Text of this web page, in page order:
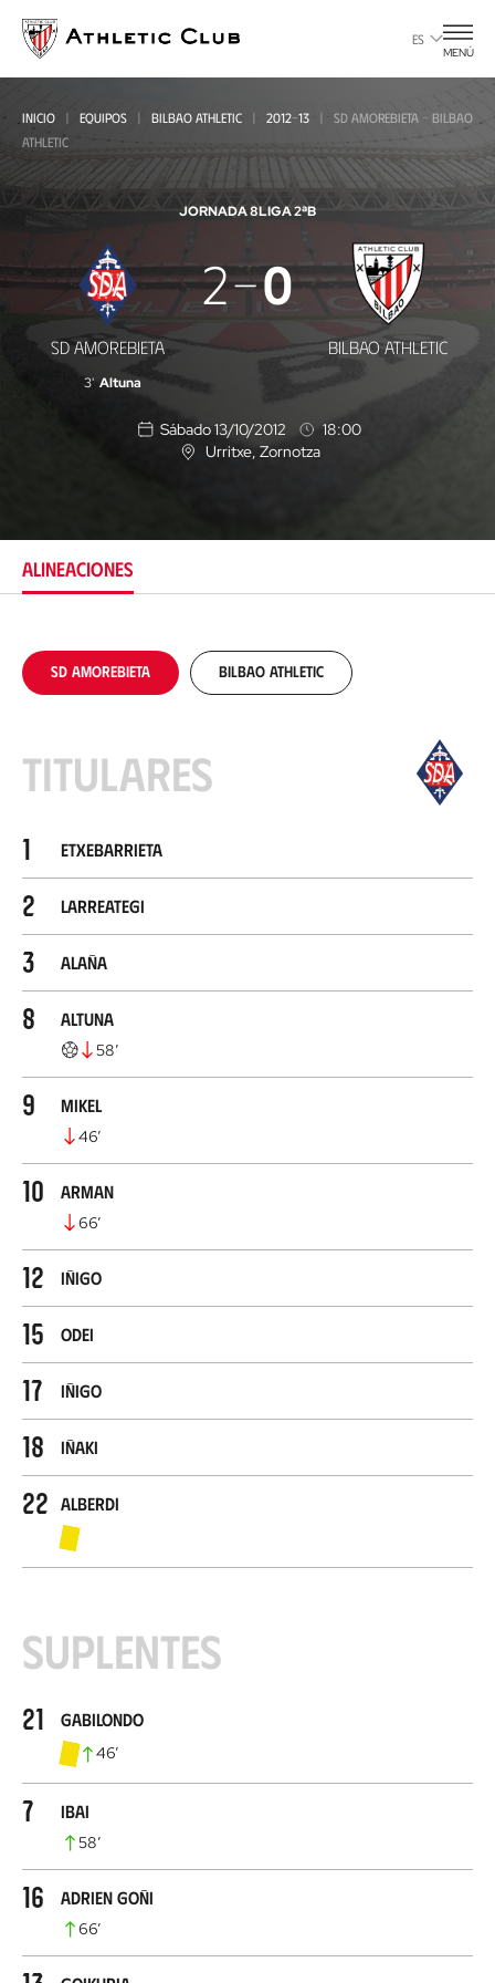
contenido
principal
ES
MENÚ
INICIO EQUIPOS BILBAO ATHLETIC 2012-13
SD AMOREBIETA - BILBAO
ATHLETIC
JORNADA 8LIGA 2ªB
SD
Amorebieta
-
Bilbao
SD AMOREBIETA
2 0
BILBAO ATHLETIC
3' Altuna
Sábado 13/10/2012
18:00
U
ó
Urritxe, Zornotza
ALINEACIONES
SD Amorebieta Bilbao Athletic
Titulares
1 Etxebarrieta
2 Larreategi
3 Alaña
8 Altuna
58’
9 Mikel
46’
10 Arman
66’
12 Iñigo
15 Odei
17 Iñigo
18 Iñaki
22 Alberdi
Suplentes
21 Gabilondo
46’
7 Ibai
58’
16 Adrien Goñi
66’